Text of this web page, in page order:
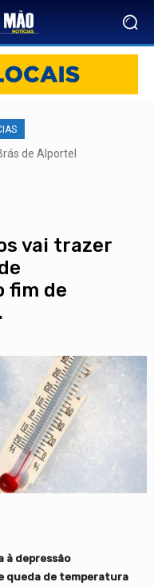
de Alportel
vai trazer
fim de
depressão
queda de temperatura